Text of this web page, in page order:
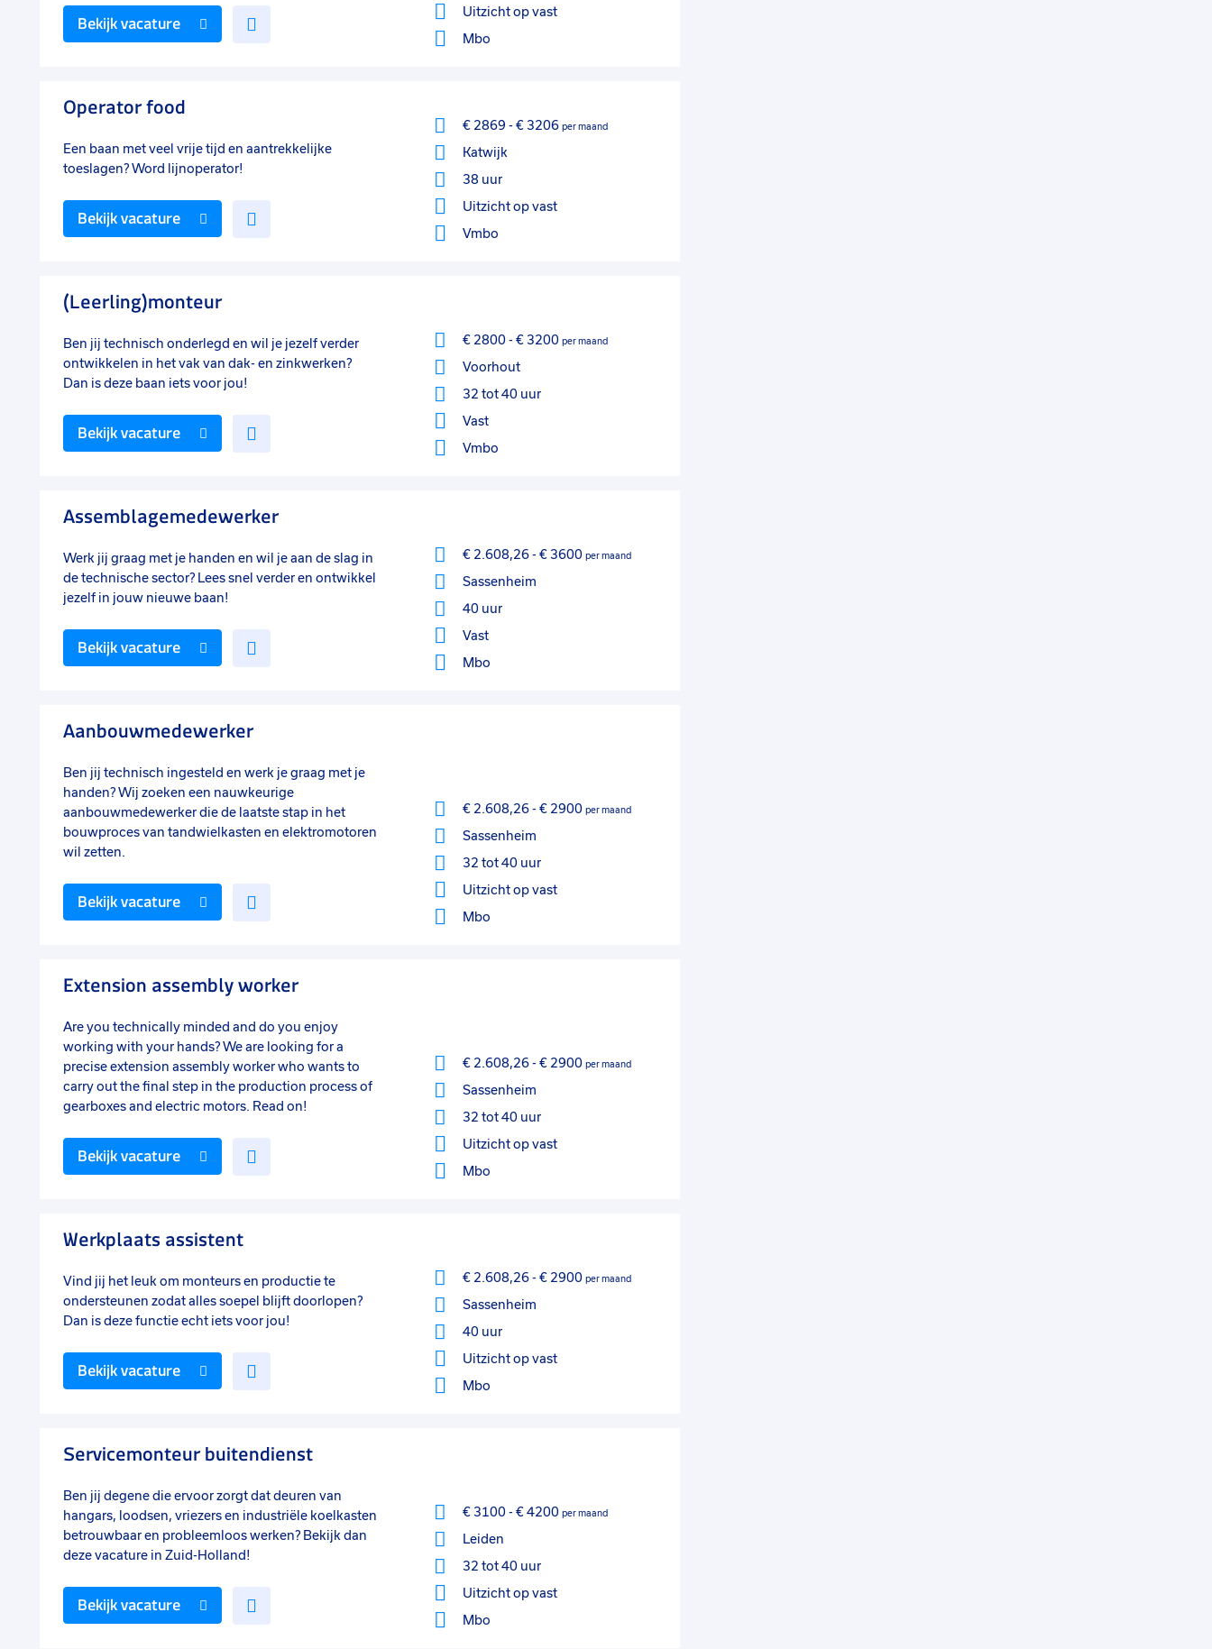
Uitzicht op vast
Mbo
Bekijk vacature
Operator food
Een baan met veel vrije tijd en aantrekkelijke
toeslagen? Word lijnoperator!
€ 2869 - € 3206 per maand
Katwijk
38 uur
Uitzicht op vast
Vmbo
Bekijk vacature
(Leerling)monteur
Ben jij technisch onderlegd en wil je jezelf verder
ontwikkelen in het vak van dak- en zinkwerken?
Dan is deze baan iets voor jou!
€ 2800- € 3200 per maand
Voorhout
32 tot 40 uur
Vast
Vmbo
Bekijk vacature
Assemblagemedewerker
Werk jij graag met je handen en wil je aan de slag in
de technische sector? Lees snel verder en ontwikkel
jezelf in jouw nieuwe baan!
€ 2.608,26- € 3600 per maand
Sassenheim
40 uur
Vast
Mbo
Bekijk vacature
Aanbouwmedewerker
Ben jij technisch ingesteld en werk je graag met je
handen? Wij zoeken een nauwkeurige
aanbouwmedewerker die de laatste stap in het
bouwproces van tandwielkasten en elektromotoren
wil zetten.
€ 2.608,26- € 2900 per maand
Sassenheim
32 tot 40 uur
Uitzicht op vast
Mbo
Bekijk vacature
Extension assembly worker
Are you technically minded and do you enjoy
working with your hands? We are looking for a
precise extension assembly worker who wants to
carry out the final step in the production process of
gearboxes and electric motors. Read on!
€ 2.608,26- € 2900 per maand
Sassenheim
32 tot 40 uur
Uitzicht op vast
Mbo
Bekijk vacature
Werkplaats assistent
Vind jij het leuk om monteurs en productie te
ondersteunen zodat alles soepel blijft doorlopen?
Dan is deze functie echt iets voor jou!
€ 2.608,26- € 2900 per maand
Sassenheim
40 uur
Uitzicht op vast
Mbo
Bekijk vacature
Servicemonteur buitendienst
Ben jij degene die ervoor zorgt dat deuren van
hangars, loodsen, vriezers en industriële koelkasten
betrouwbaar en probleemloos werken? Bekijk dan
deze vacature in Zuid-Holland!
€ 3100- € 4200 per maand
Leiden
32 tot 40 uur
Uitzicht op vast
Mbo
Bekijk vacature